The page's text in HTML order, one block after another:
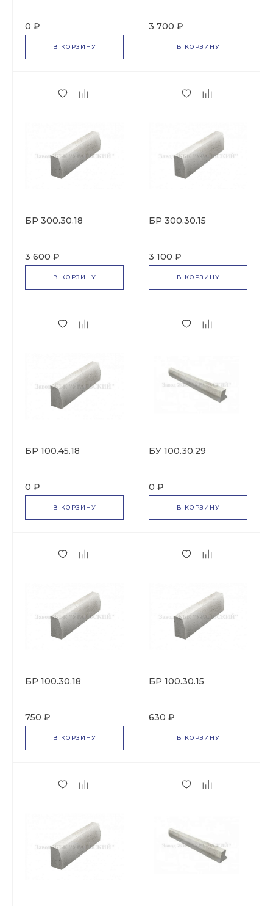
0 ₽
В КОРЗИНУ
3 700 ₽
В КОРЗИНУ
БР 300.30.18
3 600 ₽
В КОРЗИНУ
БР 300.30.15
3 100 ₽
В КОРЗИНУ
БР 100.45.18
0 ₽
В КОРЗИНУ
БУ 100.30.29
0 ₽
В КОРЗИНУ
БР 100.30.18
750 ₽
В КОРЗИНУ
БР 100.30.15
630 ₽
В КОРЗИНУ